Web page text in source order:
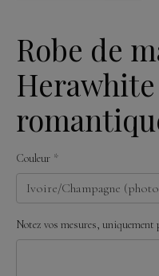
Robe de
Couleur
Notez vos mesures, uniquement